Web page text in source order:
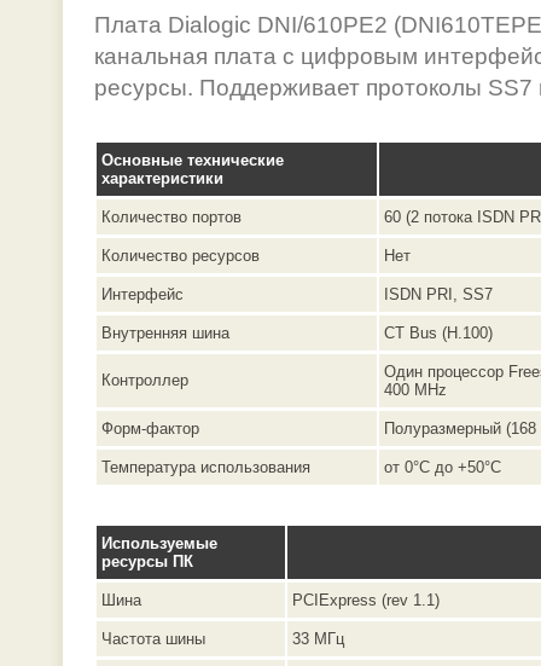
Плата Dialogic DNI/610PE2
канальная плата с цифровым
ресурсы. Поддерживает протоколы SS7
Основные технические
характеристики
Количество портов 60 (2 потока ISDN
Количество ресурсов Нет
Интерфейс ISDN PRI, SS7
Внутренняя шина CT Bus (H.100)
Контроллер
Один процессор
400 MHz
Форм-фактор Полуразмерный
Температура использования от 0°C до +50°C
Используемые
ресурсы ПК
Шина PCIExpress (rev 1.1)
Частота шины 33 МГц